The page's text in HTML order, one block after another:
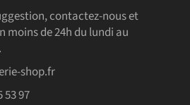
contactez-nous et
moins de 24h du lundi au
shop.fr
53 97